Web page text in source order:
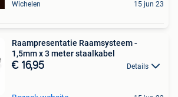
Wichelen 15 jun 23
Raampresentatie Raamsysteem -
1,5mm x 3 meter staalkabel
€ 16,95 Details